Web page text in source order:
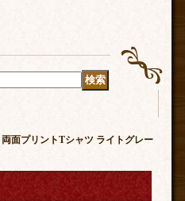
面プリントTシャツ ライトグレー